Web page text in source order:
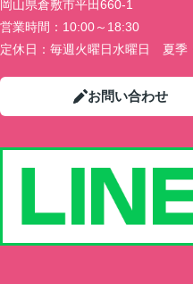
岡山県倉敷市平田660-1
営業時間： 10:00～18:30
定休日： 毎週火曜日水曜日 夏季
お問い合わせ